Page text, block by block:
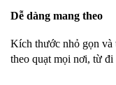
Dễ dàng mang theo
Kích thước nhỏ gọn và
theo quạt mọi nơi, từ